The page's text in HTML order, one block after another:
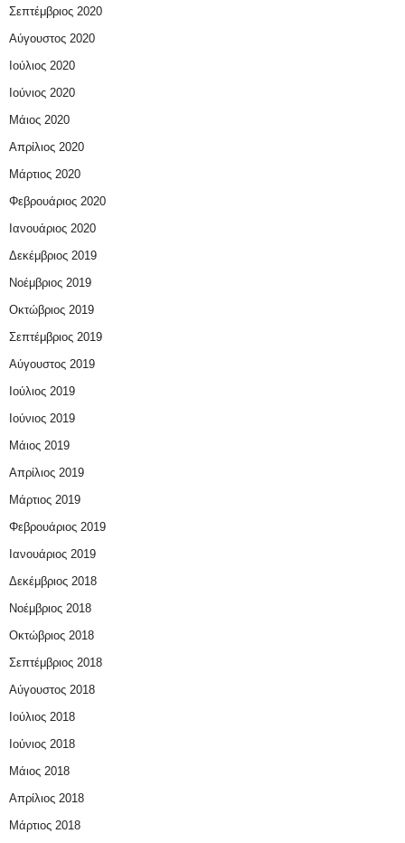
Σεπτέμβριος 2020
Αύγουστος 2020
Ιούλιος 2020
Ιούνιος 2020
Μάιος 2020
Απρίλιος 2020
Μάρτιος 2020
Φεβρουάριος 2020
Ιανουάριος 2020
Δεκέμβριος 2019
Νοέμβριος 2019
Οκτώβριος 2019
Σεπτέμβριος 2019
Αύγουστος 2019
Ιούλιος 2019
Ιούνιος 2019
Μάιος 2019
Απρίλιος 2019
Μάρτιος 2019
Φεβρουάριος 2019
Ιανουάριος 2019
Δεκέμβριος 2018
Νοέμβριος 2018
Οκτώβριος 2018
Σεπτέμβριος 2018
Αύγουστος 2018
Ιούλιος 2018
Ιούνιος 2018
Μάιος 2018
Απρίλιος 2018
Μάρτιος 2018